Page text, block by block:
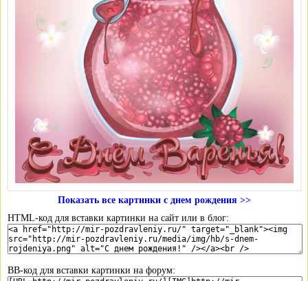
Показать все картинки с днем рождения >>
HTML-код для вставки картинки на сайт или в блог:
BB-код для вставки картинки на форум: